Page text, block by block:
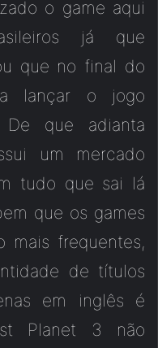
o game aqui
já que
que no final do
lançar o jogo
De que adianta
um mercado
tudo que sai lá
que os games
mais frequentes,
de títulos
em inglês é
Planet 3 não